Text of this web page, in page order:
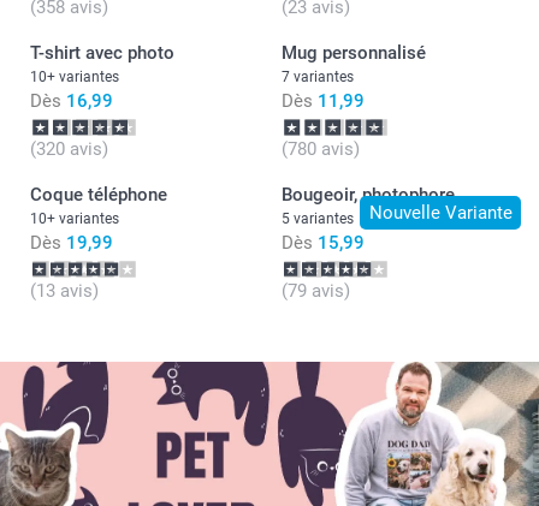
(358 avis) (23 avis)
T-shirt avec photo
10+ variantes
Dès 16,99
(320 avis)
Mug personnalisé
7 variantes
Dès 11,99
(780 avis)
Coque téléphone
10+ variantes
Dès 19,99
(13 avis)
Nouvelle Variante
Bougeoir, photophore
5 variantes
Dès 15,99
(79 avis)